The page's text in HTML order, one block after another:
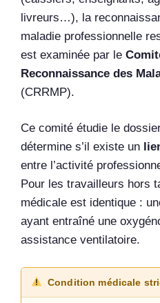
livreurs…), la
maladie professionnelle
est examinée par le
Reconnaissance des
(CRRMP).
Ce comité étudie le
détermine s’il existe un
entre l’activité
Pour les travailleurs hors
médicale est identique :
ayant entraîné une
assistance ventilatoire.
Condition médicale